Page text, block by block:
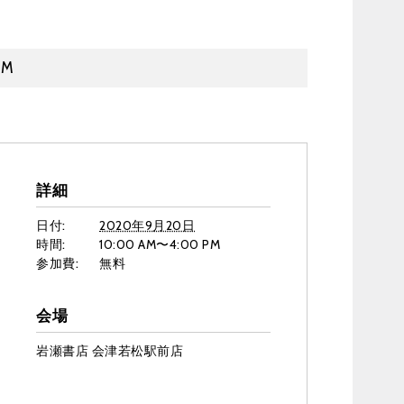
詳細
日付:
2020年9月20日
時間:
10:00 AM〜4:00 PM
参加費:
無料
会場
岩瀬書店 会津若松駅前店